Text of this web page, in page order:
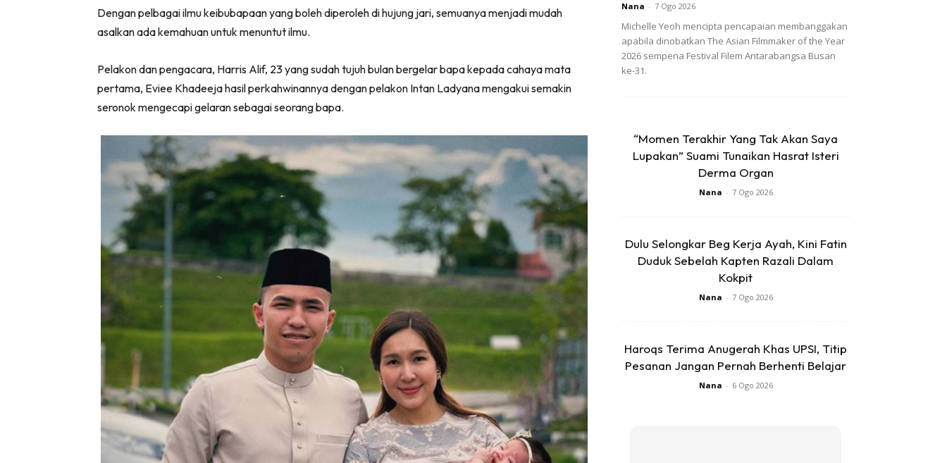
Dengan pelbagai ilmu keibubapaan yang boleh diperoleh di hujung jari, semuanya menjadi mudah
asalkan ada kemahuan untuk menuntut ilmu.
Pelakon dan pengacara, Harris Alif, 23 yang sudah tujuh bulan bergelar bapa kepada cahaya mata
pertama, Eviee Khadeeja hasil perkahwinannya dengan pelakon Intan Ladyana mengakui semakin
seronok mengecapi gelaran sebagai seorang bapa.
Nana - 7 Ogo 2026
Michelle Yeoh mencipta pencapaian membanggakan
apabila dinobatkan The Asian Filmmaker of the Year
2026 sempena Festival Filem Antarabangsa Busan
ke-31.
“Momen Terakhir Yang Tak Akan Saya
Lupakan” Suami Tunaikan Hasrat Isteri
Derma Organ
Nana - 7 Ogo 2026
Dulu Selongkar Beg Kerja Ayah, Kini Fatin
Duduk Sebelah Kapten Razali Dalam
Kokpit
Nana - 7 Ogo 2026
Haroqs Terima Anugerah Khas UPSI, Titip
Pesanan Jangan Pernah Berhenti Belajar
Nana - 6 Ogo 2026